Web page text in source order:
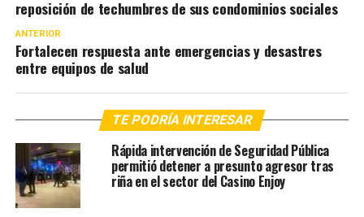
reposición de techumbres de sus condominios sociales
ANTERIOR
Fortalecen respuesta ante emergencias y desastres
entre equipos de salud
TE PODRÍA INTERESAR
Rápida intervención de Seguridad Pública
permitió detener a presunto agresor tras
riña en el sector del Casino Enjoy